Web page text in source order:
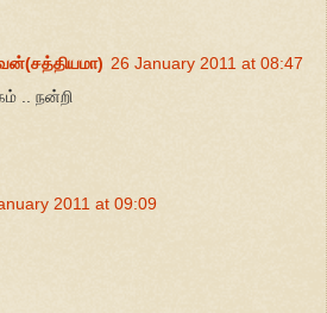
26 January 2011 at 08:47
.. நன்றி
2011 at 09:09